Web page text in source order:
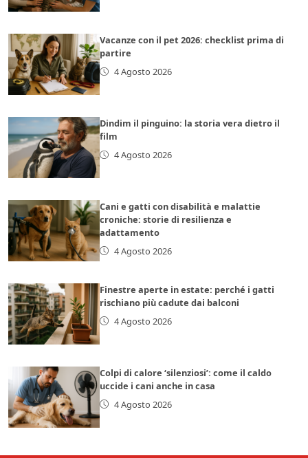
Vacanze con il pet 2026: checklist prima di
partire
4 Agosto 2026
Dindim il pinguino: la storia vera dietro il
film
4 Agosto 2026
Cani e gatti con disabilità e malattie
croniche: storie di resilienza e
adattamento
4 Agosto 2026
Finestre aperte in estate: perché i gatti
rischiano più cadute dai balconi
4 Agosto 2026
Colpi di calore ‘silenziosi’: come il caldo
uccide i cani anche in casa
4 Agosto 2026